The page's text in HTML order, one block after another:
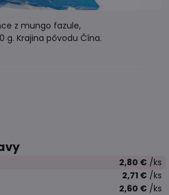
z mungo fazule,
g. Krajina pôvodu Čína.
2,80 € /ks
2,71 € /ks
2,60 € /ks